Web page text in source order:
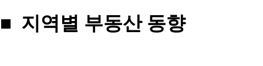
■ 지역별 부동산 동향